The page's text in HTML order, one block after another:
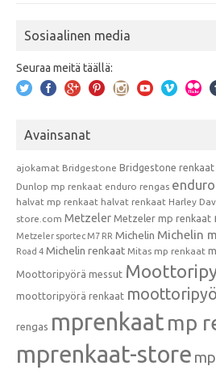
Sosiaalinen media
Seuraa meitä täällä:
Avainsanat
ajokamat Bridgestone Bridgestone renkaat
Dunlop mp renkaat enduro rengas
halvat mp renkaat halvat renkaat Harley
store.com Metzeler Metzeler mp renkaat
Metzeler sportec M7 RR Michelin Michelin
Road 4 Michelin renkaat Mitas mp renkaat
Moottoripyörä messut
moottoripyörä renkaat
rengas mprenkaat mp
mprenkaat-store